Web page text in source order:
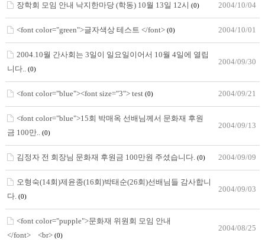
장학회 모임 안내 낙지한마당 (학동) 10월 13일 12시 (0) 2004/10/04
<font color="green">글자색상 테스트 </font> (0) 2004/10/01
2004.10월 간사회는 3일이 일요일이어서 10월 4일에 열립
니다.. (0)
2004/09/30
<font color="blue"><font size="3"> test (0) 2004/09/21
<font color="blue">15회 박매옥 선배님께서 문화재 후원
금 100만.. (0)
2004/09/13
김정자 전 회장님 문화재 후원금 100만원 주셨습니다. (0) 2004/09/09
오형숙(14회)제윤종(16회)박태순(26회)선배님들 감사합니
다. (0)
2004/09/03
<font color="pupple">문화재 위원회 모임 안내
</font> <br> (0)
2004/08/25